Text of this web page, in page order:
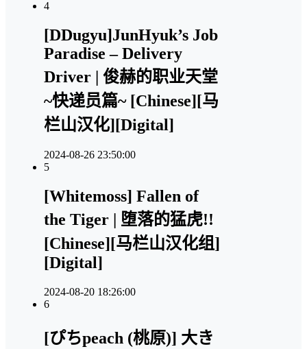
4
[DDugyu]JunHyuk’s Job
Paradise – Delivery
Driver | 俊赫的职业天堂
~快递员篇~ [Chinese][马
栏山汉化][Digital]
2024-08-26 23:50:00
5
[Whitemoss] Fallen of
the Tiger | 堕落的猛虎!!
[Chinese][马栏山汉化组]
[Digital]
2024-08-20 18:26:00
6
[ぴちpeach (桃原)] 大き